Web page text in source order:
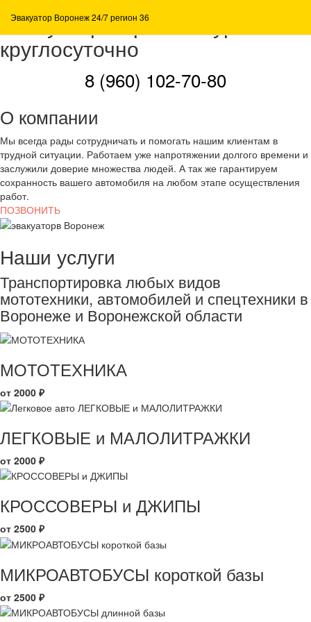
Эвакуатор Воронеж 24/7 регион 36
Эвакуатор Воронеж-Курск
круглосуточно
8 (960) 102-70-80
О компании
Мы всегда рады сотрудничать и помогать нашим клиентам в
трудной ситуации. Работаем уже напротяжении долгого времени и
заслужили доверие множества людей. А так же гарантируем
сохранность вашего автомобиля на любом этапе осуществления
работ.
ПОЗВОНИТЬ
Наши услуги
Транспортировка любых видов
мототехники, автомобилей и спецтехники в
Воронеже и Воронежской области
МОТОТЕХНИКА
от 2000 ₽
ЛЕГКОВЫЕ и МАЛОЛИТРАЖКИ
от 2000 ₽
КРОССОВЕРЫ и ДЖИПЫ
от 2500 ₽
МИКРОАВТОБУСЫ короткой базы
от 2500 ₽